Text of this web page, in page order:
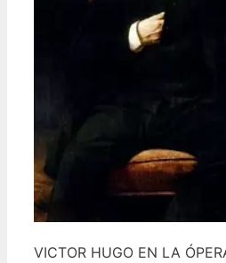
VICTOR HUGO EN LA